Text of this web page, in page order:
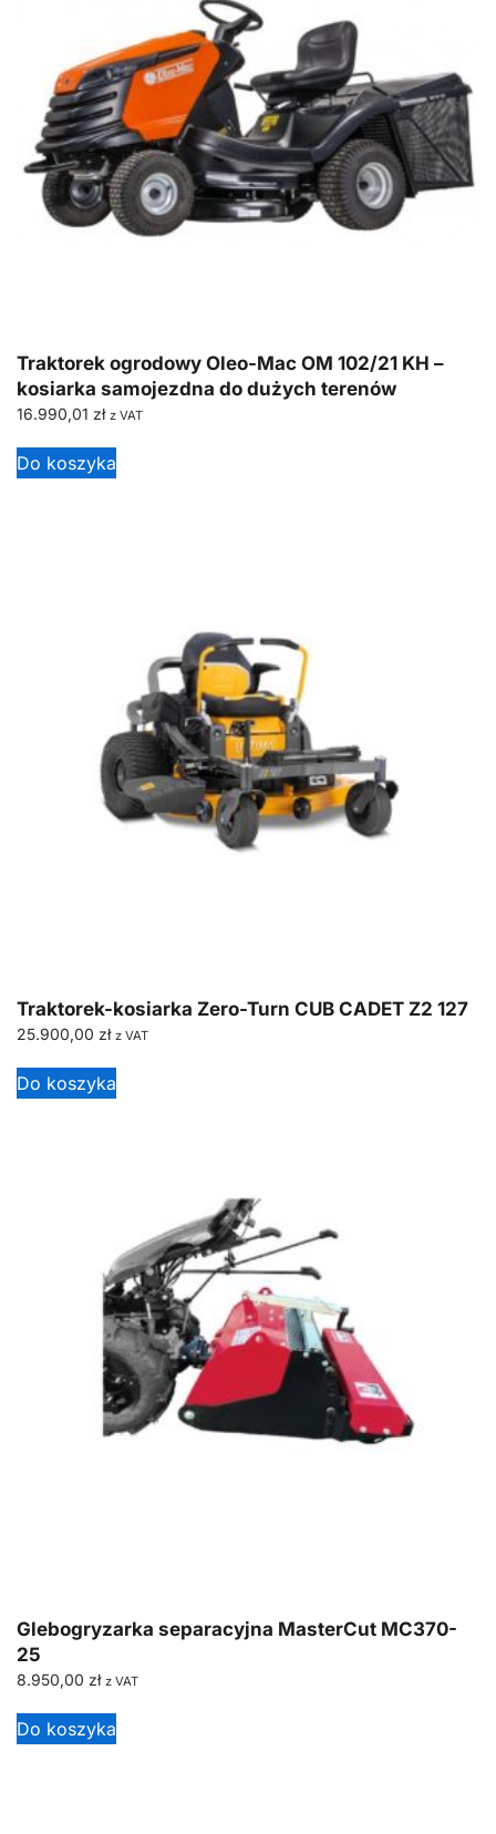
Traktorek ogrodowy Oleo-Mac OM 102/21 KH –
kosiarka samojezdna do dużych terenów
16.990,01 zł z VAT
Do koszyka
Traktorek-kosiarka Zero-Turn CUB CADET Z2 127
25.900,00 zł z VAT
Do koszyka
Glebogryzarka separacyjna MasterCut MC370-
25
8.950,00 zł z VAT
Do koszyka